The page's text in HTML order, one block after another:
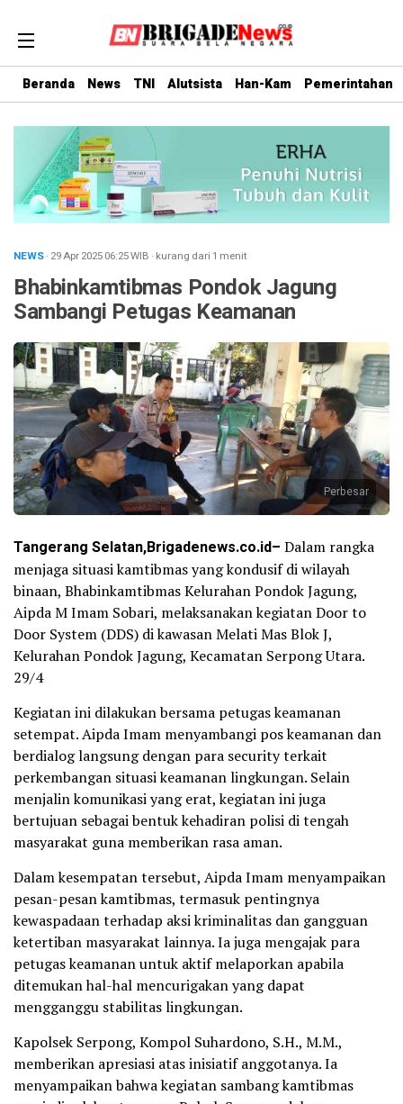
Beranda News TNI Alutsista Han-Kam Pemerintahan
NEWS· 29 Apr 202506:25WIB · kurang dari 1 menit
Bhabinkamtibmas Pondok Jagung
Sambangi Petugas Keamanan
Perbesar
Tangerang Selatan,Brigadenews.co.id– Dalam rangka
menjaga situasi kamtibmas yang kondusif di wilayah
binaan, Bhabinkamtibmas Kelurahan Pondok Jagung,
Aipda M Imam Sobari, melaksanakan kegiatan Door to
Door System (DDS) di kawasan Melati Mas Blok J,
Kelurahan Pondok Jagung, Kecamatan Serpong Utara.
29/4
Kegiatan ini dilakukan bersama petugas keamanan
setempat. Aipda Imam menyambangi pos keamanan dan
berdialog langsung dengan para security terkait
perkembangan situasi keamanan lingkungan. Selain
menjalin komunikasi yang erat, kegiatan ini juga
bertujuan sebagai bentuk kehadiran polisi di tengah
masyarakat guna memberikan rasa aman.
Dalam kesempatan tersebut, Aipda Imam menyampaikan
pesan-pesan kamtibmas, termasuk pentingnya
kewaspadaan terhadap aksi kriminalitas dan gangguan
ketertiban masyarakat lainnya. Ia juga mengajak para
petugas keamanan untuk aktif melaporkan apabila
ditemukan hal-hal mencurigakan yang dapat
mengganggu stabilitas lingkungan.
Kapolsek Serpong, Kompol Suhardono, S.H., M.M.,
memberikan apresiasi atas inisiatif anggotanya. Ia
menyampaikan bahwa kegiatan sambang kamtibmas